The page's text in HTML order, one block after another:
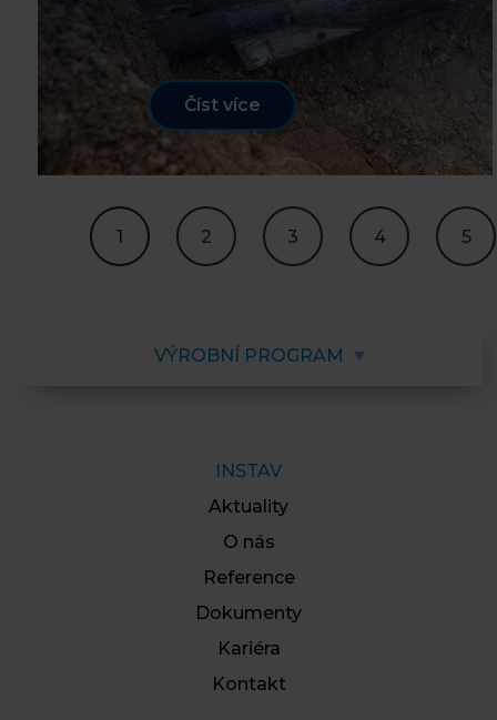
Číst více
1 2 3 4 5
VÝROBNÍ PROGRAM
INSTAV
Aktuality
O nás
Reference
Dokumenty
Kariéra
Kontakt